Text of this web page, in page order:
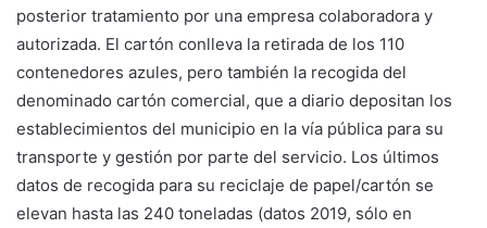
posterior tratamiento por una empresa colaboradora y
autorizada. El cartón conlleva la retirada de los 110
contenedores azules, pero también la recogida del
denominado cartón comercial, que a diario depositan los
establecimientos del municipio en la vía pública para su
transporte y gestión por parte del servicio. Los últimos
datos de recogida para su reciclaje de papel/cartón se
elevan hasta las 240 toneladas (datos 2019, sólo en